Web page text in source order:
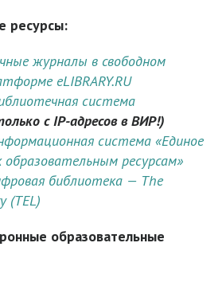
ресурсы:
журналы в свободном
eLIBRARY.RU
система
с IP-адресов в ВИР!)
система «Единое
образовательным ресурсам»
библиотека — The
(TEL)
образовательные